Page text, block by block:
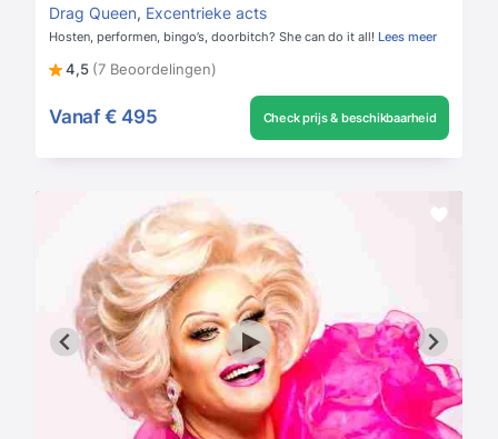
Drag Queen, Excentrieke acts
Hosten, performen, bingo’s, doorbitch? She can do it all! Lees meer
4,5 (7 Beoordelingen)
Vanaf € 495 Check prijs & beschikbaarheid